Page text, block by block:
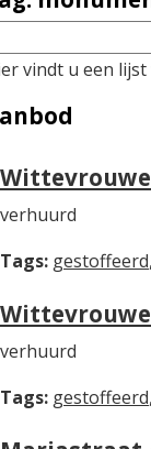
vindt u een
verhuurd
Tags: gestoffeerd,
verhuurd
Tags: gestoffeerd,